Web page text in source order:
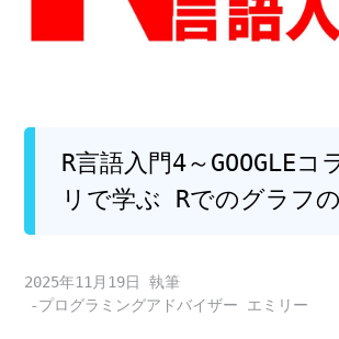
R言語入門4～GOOGLEコ
リで学ぶ Rでのグラフ
2025年11月19日
-プログラミングアドバイザー エミリー